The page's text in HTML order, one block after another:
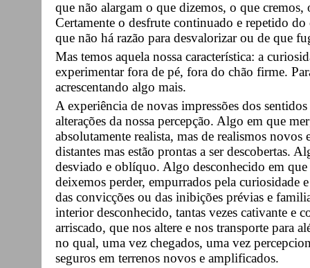
que não alargam o que dizemos, o que cremos,
Certamente o desfrute continuado e repetido
que não há razão para desvalorizar ou de que
Mas temos aquela nossa característica: a
experimentar fora de pé, fora do chão firme.
acrescentando algo mais.
A experiência de novas impressões dos
alterações da nossa percepção. Algo em que
absolutamente realista, mas de realismos novos
distantes mas estão prontas a ser descobertas.
desviado e oblíquo. Algo desconhecido em
deixemos perder, empurrados pela curiosidade
das convicções ou das inibições prévias e
interior desconhecido, tantas vezes cativante e
arriscado, que nos altere e nos transporte para
no qual, uma vez chegados, uma vez
seguros em terrenos novos e amplificados.